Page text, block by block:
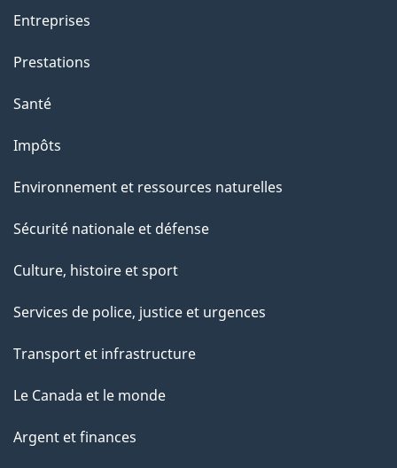
Entreprises
Prestations
Santé
Impôts
Environnement et ressources naturelles
Sécurité nationale et défense
Culture, histoire et sport
Services de police, justice et urgences
Transport et infrastructure
Le Canada et le monde
Argent et finances